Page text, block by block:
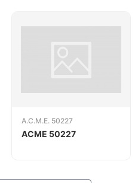
A.C.M.E. 50227
ACME 50227